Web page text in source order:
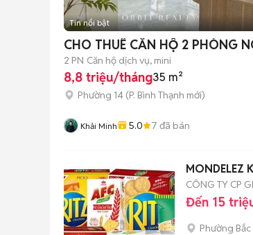
Tin nổi bật
CHO THUÊ CĂN HỘ 2 PHÒNG
2 PN Căn hộ dịch vụ, mini
8,8 triệu/tháng35 m²
Phường 14 (P. Bình Thạnh mới)
Khải Minh 5.0 7 đã bán
MONDELEZ
CÔNG TY CP
Đến 15
Phường Bắc